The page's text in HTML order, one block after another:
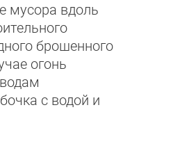
мусора вдоль
брошенного
огонь
с водой и